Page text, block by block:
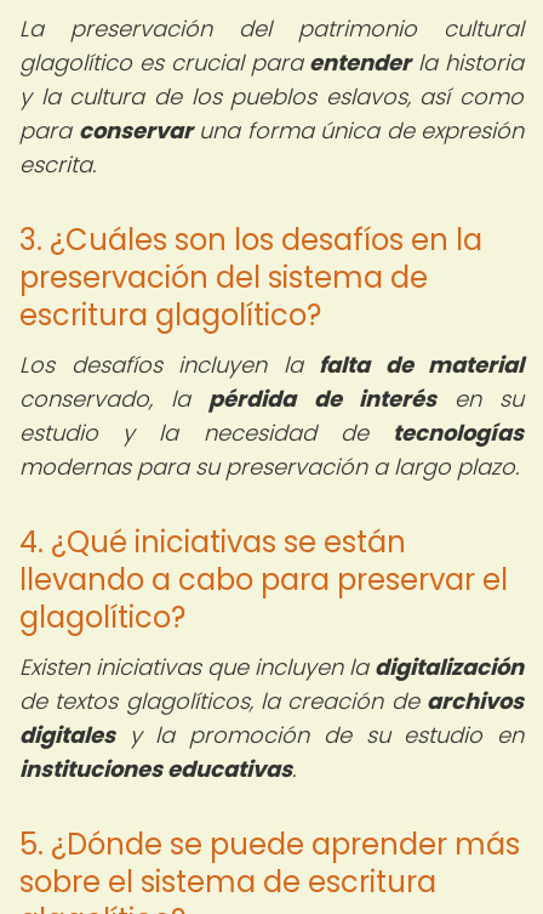
La preservación del patrimonio cultural
glagolítico es crucial para entenderla historia
y la cultura de los pueblos eslavos, así como
para conservaruna forma única de expresión
escrita.
3. ¿Cuáles son los desafíos en la
preservación del sistema de
escritura glagolítico?
Los desafíos incluyen la falta de material
conservado, la pérdida de interésen su
estudio y la necesidad de tecnologías
modernas para su preservación a largo plazo.
4. ¿Qué iniciativas se están
llevando a cabo para preservar el
glagolítico?
Existen iniciativas que incluyen la digitalización
de textos glagolíticos, la creación de archivos
digitalesy la promoción de su estudio en
instituciones educativas.
5. ¿Dónde se puede aprender más
sobre el sistema de escritura